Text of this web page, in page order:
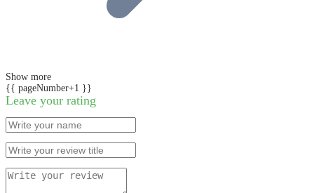
Show more
{{ pageNumber+1 }}
Leave your rating